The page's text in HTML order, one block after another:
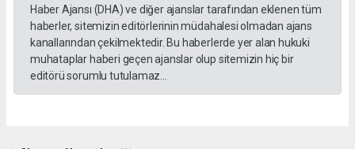
Haber Ajansı (DHA) ve diğer ajanslar tarafından eklenen tüm
haberler, sitemizin editörlerinin müdahalesi olmadan ajans
kanallarından çekilmektedir. Bu haberlerde yer alan hukuki
muhataplar haberi geçen ajanslar olup sitemizin hiç bir
editörü sorumlu tutulamaz...